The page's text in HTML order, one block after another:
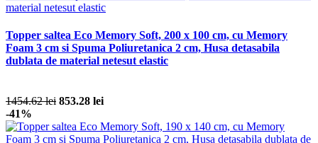
Topper saltea Eco Memory Soft, 200 x 100 cm, cu Memory
Foam 3 cm si Spuma Poliuretanica 2 cm, Husa detasabila
dublata de material netesut elastic
1454.62 lei 853.28 lei
-41%